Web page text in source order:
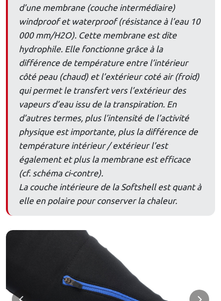
d’une membrane (couche intermédiaire)
windproof et waterproof (résistance à l’eau 10
000 mm/H2O). Cette membrane est dite
hydrophile. Elle fonctionne grâce à la
différence de température entre l’intérieur
côté peau (chaud) et l’extérieur coté air (froid)
qui permet le transfert vers l’extérieur des
vapeurs d’eau issu de la transpiration. En
d’autres termes, plus l’intensité de l’activité
physique est importante, plus la différence de
température intérieur / extérieur l’est
également et plus la membrane est efficace
(cf. schéma ci-contre).
La couche intérieure de la Softshell est quant à
elle en polaire pour conserver la chaleur.